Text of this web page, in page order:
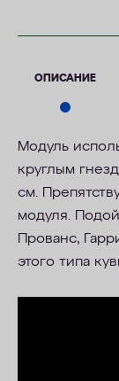
ОПИСАНИЕ
Модуль
круглым
см.
модуля.
Прованс,
этого типа